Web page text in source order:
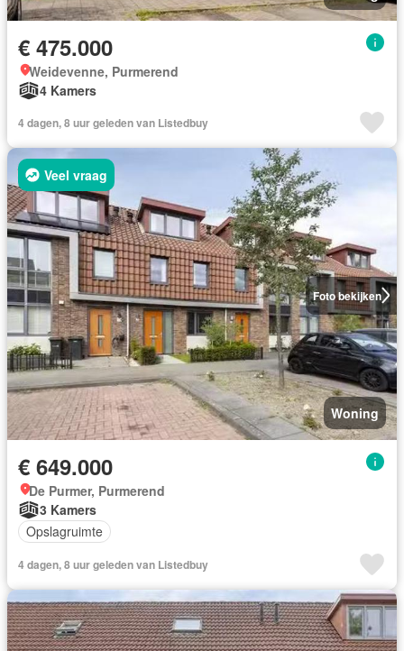
€ 475.000
Weidevenne, Purmerend
4 Kamers
4 dagen, 8 uur geleden van Listedbuy
Foto bekijken
Veel vraag
Woning
€ 649.000
De Purmer, Purmerend
3 Kamers
Opslagruimte
4 dagen, 8 uur geleden van Listedbuy